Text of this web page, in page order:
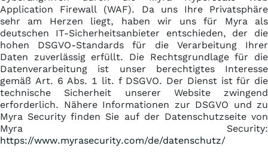
Application Firewall (WAF). Da uns Ihre Privatsphäre
sehr am Herzen liegt, haben wir uns für Myra als
deutschen IT-Sicherheitsanbieter entschieden, der die
hohen DSGVO-Standards für die Verarbeitung Ihrer
Daten zuverlässig erfüllt. Die Rechtsgrundlage für die
Datenverarbeitung ist unser berechtigtes Interesse
gemäß Art. 6 Abs. 1 lit. f DSGVO. Der Dienst ist für die
technische Sicherheit unserer Website zwingend
erforderlich. Nähere Informationen zur DSGVO und zu
Myra Security finden Sie auf der Datenschutzseite von
Myra Security:
https://www.myrasecurity.com/de/datenschutz/